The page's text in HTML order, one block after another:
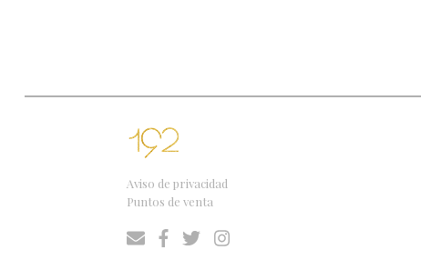
Aviso de privacidad
Puntos de venta